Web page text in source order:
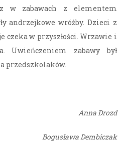
w zabawach z elementem
andrzejkowe wróżby. Dzieci z
czeka w przyszłości. Wrzawie i
Uwieńczeniem zabawy był
przedszkolaków.
Anna Drozd
Bogusława Dembiczak